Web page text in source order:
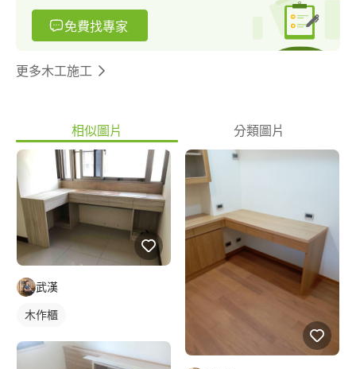
免費找專家
更多木工施工
相似圖片 分類圖片
武漢
木作櫃